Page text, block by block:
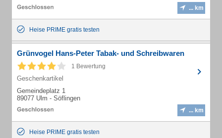
... km
Heise PRIME gratis testen
Grünvogel Hans-Peter Tabak- und Schreibwaren
1 Bewertung
Geschenkartikel
Gemeindeplatz 1
89077 Ulm - Söflingen
... km
Heise PRIME gratis testen